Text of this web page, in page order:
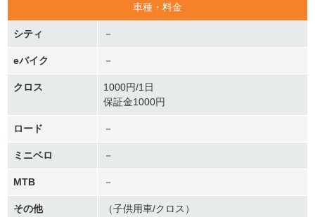
車種・料金
シティ －
eバイク －
クロス
1000円/1日
保証金1000円
ロード －
ミニベロ －
MTB －
その他
（子供用車/クロス）